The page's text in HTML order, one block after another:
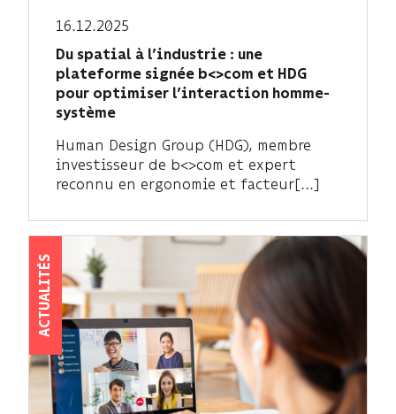
16.12.2025
Du spatial à l’industrie : une
plateforme signée b<>com et HDG
pour optimiser l’interaction homme-
système
Human Design Group (HDG), membre
investisseur de b<>com et expert
reconnu en ergonomie et facteur[...]
ACTUALITÉS